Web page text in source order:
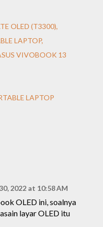
OLED (T3300)
LAPTOP
VIVOBOOK 13
LAPTOP
2022 at 10:58 AM
OLED ini, soalnya
layar OLED itu